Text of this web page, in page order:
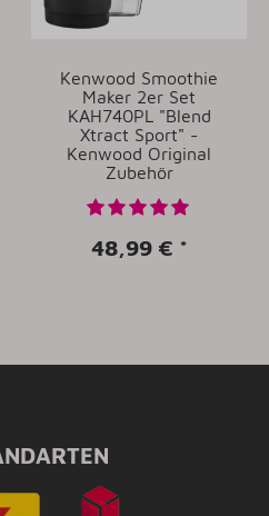
Kenwood Smoothie
Maker 2er Set
KAH740PL "Blend
Xtract Sport" -
Kenwood Original
Zubehör
48,99 € *